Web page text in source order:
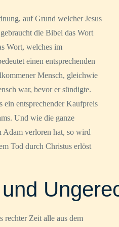
auf Grund welcher Jesus
die Bibel das Wort
Wort, welches im
einen entsprechenden
Mensch, gleichwie
war, bevor er sündigte.
ein entsprechender Kaufpreis
Und wie die ganze
Adam verloren hat, so wird
Tod durch Christus erlöst
rechter Zeit alle aus dem